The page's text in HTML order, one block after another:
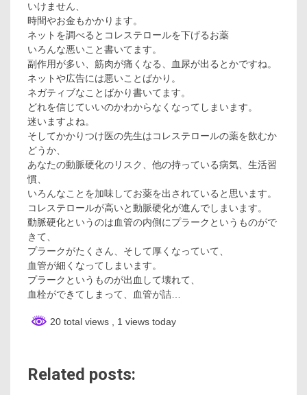
いけません、
時間やお金もかかります。
ネットを調べるとコレステロールを下げるお薬
いろんな悪いこと書いてます。
副作用が多い、筋肉が痛くなる、血尿が出るとかですね。
ネットや広告には悪いことばかり。
ネガティブなことばかり書いてます。
どれを信じていいのかわからなくなってしまいます。
迷いますよね。
そしてかかりつけ医の先生はコレステロールの薬を飲むか
どうか、
あなたの動脈硬化のリスク、他の持っている病気、生活習
慣、
いろんなことを加味してお薬を出されていると思います。
コレステロールが高いと動脈硬化が進んでしまいます。
動脈硬化というのは血管の内側にプラークというものがで
きて、
プラークがたくさん、そして厚くなっていて、
血管が細くなってしまいます。
プラークというものが出血して壊れて、
血栓ができてしまって、血管が詰…
20 total views , 1 views today
Related posts: